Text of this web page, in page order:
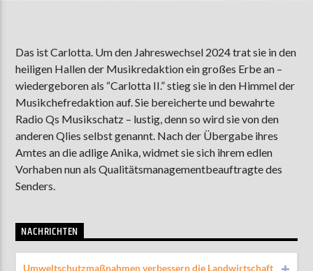
AKTUELLER TRACK
BOXHAGENER
ELNINODIABLO
AKTUELLE SENDUNG
00:00
Das ist Carlotta. Um den Jahreswechsel 2024 trat sie in den
heiligen Hallen der Musikredaktion ein großes Erbe an –
wiedergeboren als “Carlotta II.” stieg sie in den Himmel der
Musikchefredaktion auf. Sie bereicherte und bewahrte
Radio Qs Musikschatz – lustig, denn so wird sie von den
anderen Qlies selbst genannt. Nach der Übergabe ihres
Amtes an die adlige Anika, widmet sie sich ihrem edlen
Vorhaben nun als Qualitätsmanagementbeauftragte des
Senders.
NACHRICHTEN
Umweltschutzmaßnahmen verbessern die Landwirtschaft